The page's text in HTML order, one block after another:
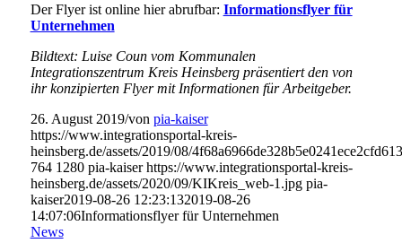
Der Flyer ist online hier abrufbar: Informationsflyer für
Unternehmen
Bildtext: Luise Coun vom Kommunalen
Integrationszentrum Kreis Heinsberg präsentiert den von
ihr konzipierten Flyer mit Informationen für Arbeitgeber.
26. August 2019/von pia-kaiser
https://www.integrationsportal-kreis-
heinsberg.de/assets/2019/08/
764 1280 pia-kaiser https://www.integrationsportal-kreis-
heinsberg.de/assets/2020/09/KIKreis_web-1.jpg pia-
kaiser2019-08-26 12:23:132019-08-26
14:07:06Informationsflyer für Unternehmen
News